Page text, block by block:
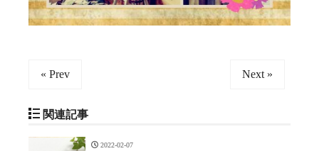
« Prev Next »
関連記事
2022-02-07